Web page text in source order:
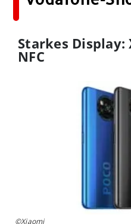
Starkes Display:
NFC
©Xiaomi